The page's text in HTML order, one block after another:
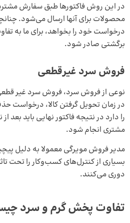
در این روش فاکتورها طبق سفارش
محصولات برای آنها ارسال می‌شود.
درخواست خود را بخواهد، برای ما به
برگشتی صادر شود.
فروش سرد غیرقطعی
نوعی از فروش سرد، فروش سرد غیر
در زمان تحویل گرفتن کالا، درخواست
را دارد در نتیجه فاکتور نهایی باید بعد
مشتری انجام شود.
مدیر فروش مویرگیمعمولا به دلیل
بسیاری از کنترل‌های کسب‌و‌کار را تحت
دوری می‌کنند.
تفاوت‌ پخش گرم و سرد